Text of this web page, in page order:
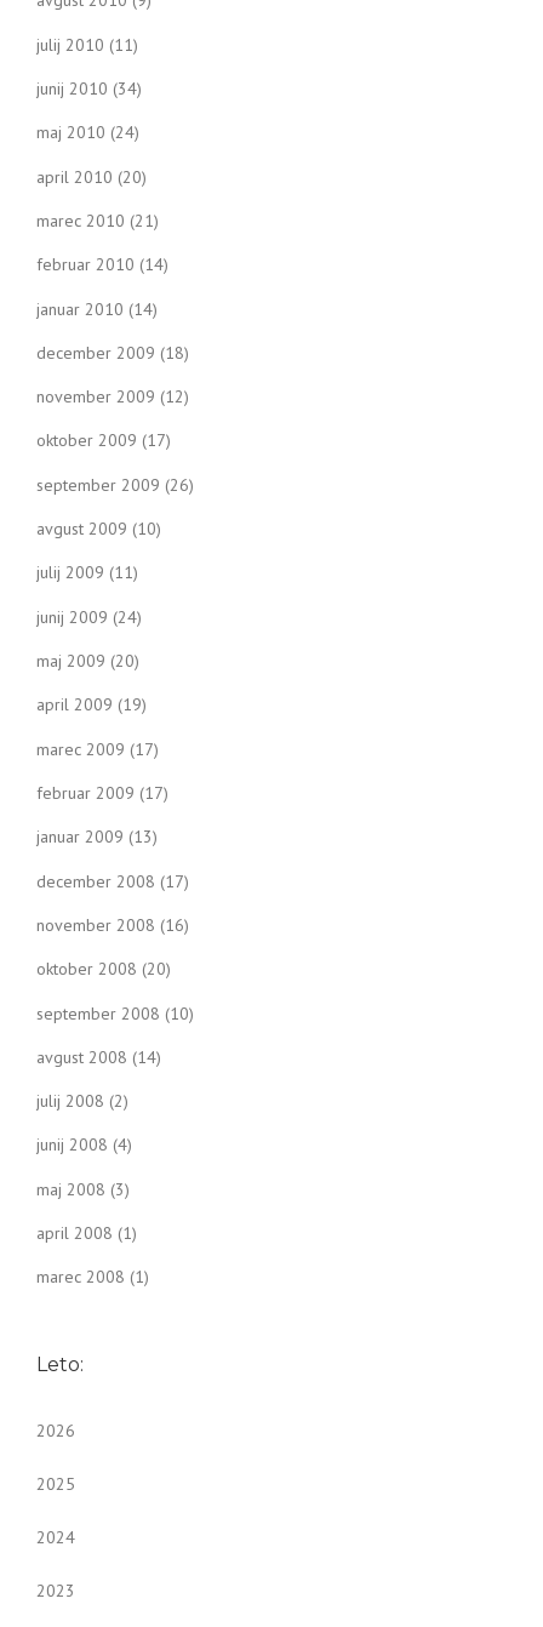
julij 2010 (11)
junij 2010 (34)
maj 2010 (24)
april 2010 (20)
marec 2010 (21)
februar 2010 (14)
januar 2010 (14)
december 2009 (18)
november 2009 (12)
oktober 2009 (17)
september 2009 (26)
avgust 2009 (10)
julij 2009 (11)
junij 2009 (24)
maj 2009 (20)
april 2009 (19)
marec 2009 (17)
februar 2009 (17)
januar 2009 (13)
december 2008 (17)
november 2008 (16)
oktober 2008 (20)
september 2008 (10)
avgust 2008 (14)
julij 2008 (2)
junij 2008 (4)
maj 2008 (3)
april 2008 (1)
marec 2008 (1)
Leto:
2026
2025
2024
2023